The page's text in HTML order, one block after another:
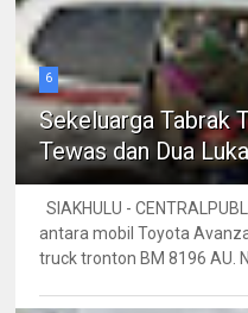
6
Sekeluarga Tabrak
Tewas dan Dua
SIAKHULU -
antara mobil Toyota
truck tronton BM 8196 AU.